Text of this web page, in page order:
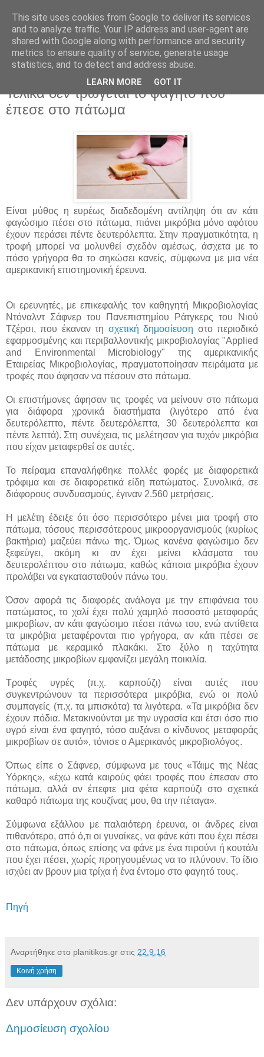
Τελικά δεν τρώγεται το φαγητό που
έπεσε στο πάτωμα
Είναι μύθος η ευρέως διαδεδομένη αντίληψη ότι αν κάτι
φαγώσιμο πέσει στο πάτωμα, πιάνει μικρόβια μόνο αφότου
έχουν περάσει πέντε δευτερόλεπτα. Στην πραγματικότητα, η
τροφή μπορεί να μολυνθεί σχεδόν αμέσως, άσχετα με το
πόσο γρήγορα θα το σηκώσει κανείς, σύμφωνα με μια νέα
αμερικανική επιστημονική έρευνα.
Οι ερευνητές, με επικεφαλής τον καθηγητή Μικροβιολογίας
Ντόναλντ Σάφνερ του Πανεπιστημίου Ράτγκερς του Νιού
Τζέρσι, που έκαναν τη σχετική δημοσίευση στο περιοδικό
εφαρμοσμένης και περιβαλλοντικής μικροβιολογίας "Applied
and Environmental Microbiology" της αμερικανικής
Εταιρείας Μικροβιολογίας, πραγματοποίησαν πειράματα με
τροφές που άφησαν να πέσουν στο πάτωμα.
Οι επιστήμονες άφησαν τις τροφές να μείνουν στο πάτωμα
για διάφορα χρονικά διαστήματα (λιγότερο από ένα
δευτερόλεπτο, πέντε δευτερόλεπτα, 30 δευτερόλεπτα και
πέντε λεπτά). Στη συνέχεια, τις μελέτησαν για τυχόν μικρόβια
που είχαν μεταφερθεί σε αυτές.
Το πείραμα επαναλήφθηκε πολλές φορές με διαφορετικά
τρόφιμα και σε διαφορετικά είδη πατώματος. Συνολικά, σε
διάφορους συνδυασμούς, έγιναν 2.560 μετρήσεις.
Η μελέτη έδειξε ότι όσο περισσότερο μένει μια τροφή στο
πάτωμα, τόσους περισσότερους μικροοργανισμούς (κυρίως
βακτήρια) μαζεύει πάνω της. Όμως κανένα φαγώσιμο δεν
ξεφεύγει, ακόμη κι αν έχει μείνει κλάσματα του
δευτερολέπτου στο πάτωμα, καθώς κάποια μικρόβια έχουν
προλάβει να εγκατασταθούν πάνω του.
Όσον αφορά τις διαφορές ανάλογα με την επιφάνεια του
πατώματος, το χαλί έχει πολύ χαμηλό ποσοστό μεταφοράς
μικροβίων, αν κάτι φαγώσιμο πέσει πάνω του, ενώ αντίθετα
τα μικρόβια μεταφέρονται πιο γρήγορα, αν κάτι πέσει σε
πάτωμα με κεραμικό πλακάκι. Στο ξύλο η ταχύτητα
μετάδοσης μικροβίων εμφανίζει μεγάλη ποικιλία.
Τροφές υγρές (π.χ. καρπούζι) είναι αυτές που
συγκεντρώνουν τα περισσότερα μικρόβια, ενώ οι πολύ
συμπαγείς (π.χ. τα μπισκότα) τα λιγότερα. «Τα μικρόβια δεν
έχουν πόδια. Μετακινούνται με την υγρασία και έτσι όσo πιο
υγρό είναι ένα φαγητό, τόσο αυξάνει ο κίνδυνος μεταφοράς
μικροβίων σε αυτό», τόνισε ο Αμερικανός μικροβιολόγος.
Όπως είπε ο Σάφνερ, σύμφωνα με τους «Τάιμς της Νέας
Υόρκης», «έχω κατά καιρούς φάει τροφές που έπεσαν στο
πάτωμα, αλλά αν έπεφτε μια φέτα καρπούζι στο σχετικά
καθαρό πάτωμα της κουζίνας μου, θα την πέταγα».
Σύμφωνα εξάλλου με παλαιότερη έρευνα, οι άνδρες είναι
πιθανότερο, από ό,τι οι γυναίκες, να φάνε κάτι που έχει πέσει
στο πάτωμα, όπως επίσης να φάνε με ένα πιρούνι ή κουτάλι
που έχει πέσει, χωρίς προηγουμένως να το πλύνουν. Το ίδιο
ισχύει αν βρουν μια τρίχα ή ένα έντομο στο φαγητό τους.
Πηγή
Αναρτήθηκε στο planitikos.gr στις 22.9.16
Κοινή χρήση
Δεν υπάρχουν σχόλια:
Δημοσίευση σχολίου
This site uses cookies from Google to deliver its services
and to analyze traffic. Your IP address and user-agent are
shared with Google along with performance and security
metrics to ensure quality of service, generate usage
statistics, and to detect and address abuse.
LEARN MORE GOT IT